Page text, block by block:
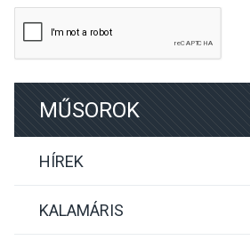
MŰSOROK
HÍREK
KALAMÁRIS